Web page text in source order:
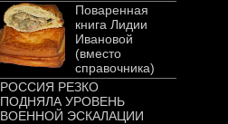
Поваренная
книга Лидии
Ивановой
(вместо
справочника)
РОССИЯ РЕЗКО
ПОДНЯЛА УРОВЕНЬ
ВОЕННОЙ ЭСКАЛАЦИИ